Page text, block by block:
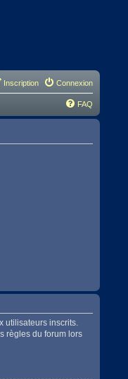
Connexion
Inscription
FAQ
utilisateurs inscrits.
règles du forum lors